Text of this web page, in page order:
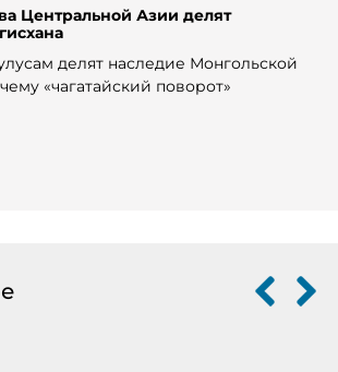
Центральной Азии делят
делят наследие Монгольской
«чагатайский поворот»